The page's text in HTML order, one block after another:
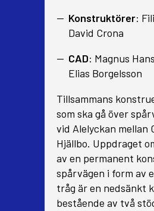
Konstruktörer:
David Crona
CAD: Magnus
Elias Borgelsson
Tillsammans
som ska gå över
vid Alelyckan mellan
Hjällbo. Uppdraget
av en permanent
spårvägen i form av
tråg är en nedsänkt
bestående av två